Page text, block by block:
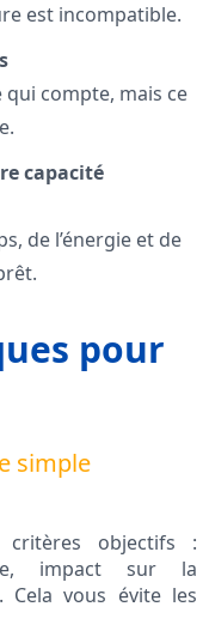
est incompatible.
qui compte, mais ce
capacité
de l’énergie et de
pour
simple
objectifs :
impact sur la
Cela vous évite les